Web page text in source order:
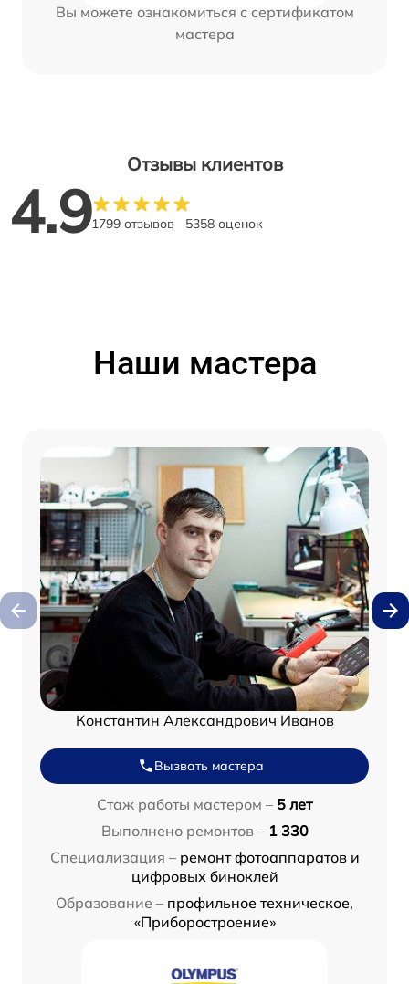
Вы можете ознакомиться с сертификатом
мастера
Отзывы клиентов
4.91799 отзывов 5358 оценок
Наши мастера
Константин Александрович Иванов
Вызвать мастера
Стаж работы мастером – 5 лет
Выполнено ремонтов – 1 330
Специализация – ремонт фотоаппаратов и
цифровых биноклей
Образование – профильное техническое,
«Приборостроение»